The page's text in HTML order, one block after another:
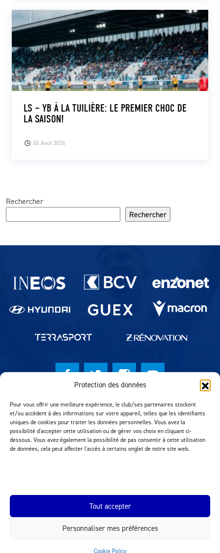
Protection des données
Pour vous offrir une meilleure expérience, le club/ses partenaires stockent
et/ou accèdent à des informations sur votre appareil, telles que les identifiants
uniques de cookies pour traiter les données personnelles. Vous avez la
possibilité d'accepter cette utilisation ou de gérer vos choix en cliquant ci-
dessous. Vous avez également la possibilité de pas consentir à cette utilisation
de données, cela peut affecter l'accès à certains onglet de notre site web.
Tout accepter
Personnaliser mes préférences
Cookie Policy
04 Août 2026
LS – YB À LA TUILIÈRE: LE PREMIER CHOC DE
LA SAISON!
Rechercher
Rechercher
Partenaires du lausanne-Sport
© Lausanne Sport Football Club 2026
Réalisation MTM Agency